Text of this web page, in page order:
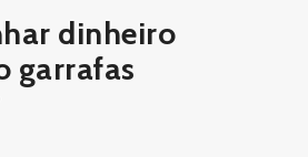
dinheiro
garrafas